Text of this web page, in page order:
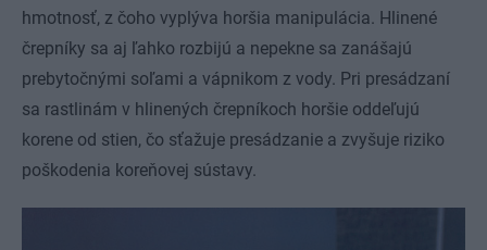
hmotnosť, z čoho vyplýva horšia manipulácia. Hlinené
črepníky sa aj ľahko rozbijú a nepekne sa zanášajú
prebytočnými soľami a vápnikom z vody. Pri presádzaní
sa rastlinám v hlinených črepníkoch horšie oddeľujú
korene od stien, čo sťažuje presádzanie a zvyšuje riziko
poškodenia koreňovej sústavy.